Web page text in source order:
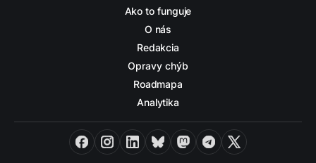
Ako to funguje
O nás
Redakcia
Opravy chýb
Roadmapa
Analytika
FacebookInstagramLinkedInBlueskyMastodon
Telegram
X